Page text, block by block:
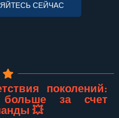
СЕЙЧАС
поколений:
больше за счет
💥